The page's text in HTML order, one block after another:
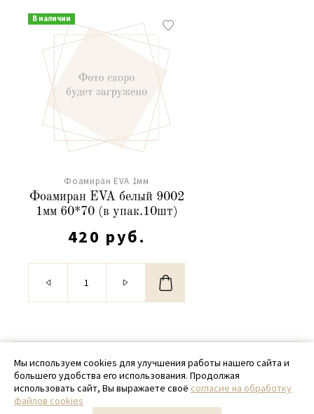
В наличии
Фоамиран EVA 1мм
Фоамиран EVA белый 9002
1мм 60*70 (в упак.10шт)
420 руб.
© 2020 - 2026 SamPack
+ 7 (918) 699-97-87
zakaz@sampack.store
Мы используем cookies для улучшения работы нашего сайта и
большего удобства его использования. Продолжая
использовать сайт, Вы выражаете своё согласие на обработку
файлов cookies